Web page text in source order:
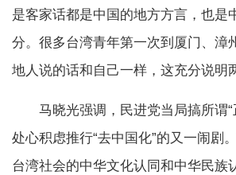
是客家话都是中国的地方方言，也是
分。很多台湾青年第一次到厦门、漳
地人说的话和自己一样，这充分说明
马晓光强调，民进党当局搞所谓“
处心积虑推行“去中国化”的又一闹剧
台湾社会的中华文化认同和中华民族